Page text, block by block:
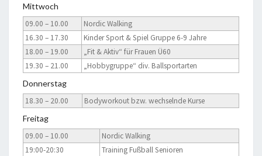
Mittwoch
09.00 – 10.00
Nordic Walking
16.30 – 17.30
Kinder Sport & Spiel Gruppe 6-9 Jahre
18.00 – 19.00
„Fit & Aktiv“ für Frauen Ü60
19.30 – 21.00
„Hobbygruppe“ div. Ballsportarten
Donnerstag
18.30 – 20.00
Bodyworkout bzw. wechselnde Kurse
Freitag
09.00 – 10.00
Nordic Walking
19:00-20:30
Training Fußball Senioren